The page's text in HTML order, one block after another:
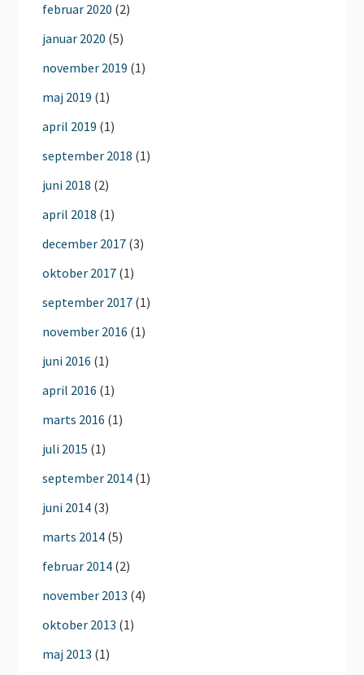
februar 2020 (2)
januar 2020 (5)
november 2019 (1)
maj 2019 (1)
april 2019 (1)
september 2018 (1)
juni 2018 (2)
april 2018 (1)
december 2017 (3)
oktober 2017 (1)
september 2017 (1)
november 2016 (1)
juni 2016 (1)
april 2016 (1)
marts 2016 (1)
juli 2015 (1)
september 2014 (1)
juni 2014 (3)
marts 2014 (5)
februar 2014 (2)
november 2013 (4)
oktober 2013 (1)
maj 2013 (1)